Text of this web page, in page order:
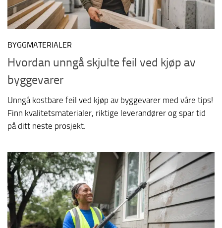
BYGGMATERIALER
Hvordan unngå skjulte feil ved kjøp av
byggevarer
Unngå kostbare feil ved kjøp av byggevarer med våre tips!
Finn kvalitetsmaterialer, riktige leverandører og spar tid
på ditt neste prosjekt.